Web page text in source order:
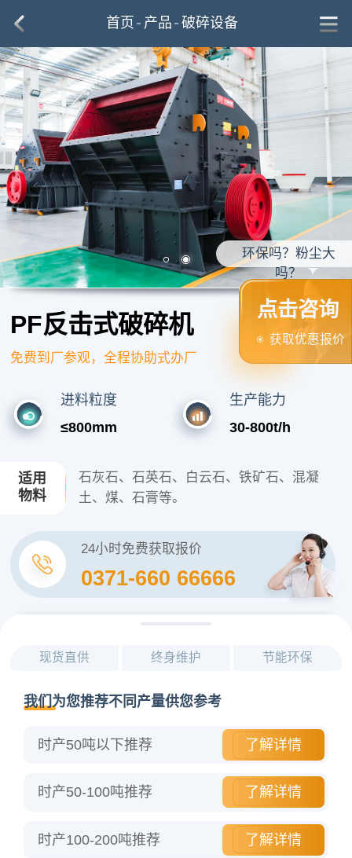
首页 产品 破碎设备
设备包安装吗？
PF反击式破碎机
免费到厂参观，全程协助式办厂
点击咨询
获取优惠报价
进料粒度
≤800mm
生产能力
30-800t/h
适用
物料
石灰石、石英石、白云石、铁矿石、混凝
土、煤、石膏等。
24小时免费获取报价
0371-660 66666
现货直供 终身维护 节能环保
我们为您推荐不同产量供您参考
时产50吨以下推荐 了解详情
时产50-100吨推荐 了解详情
时产100-200吨推荐 了解详情